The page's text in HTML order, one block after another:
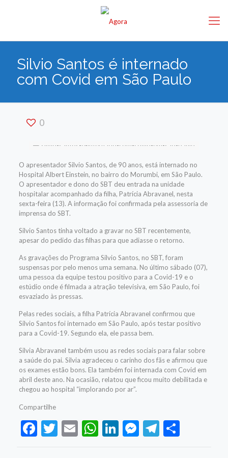
Silvio Santos é internado
com Covid em São Paulo
0
O apresentador Silvio Santos, de 90 anos, está internado no
Hospital Albert Einstein, no bairro do Morumbi, em São Paulo.
O apresentador e dono do SBT deu entrada na unidade
hospitalar acompanhado da filha, Patrícia Abravanel, nesta
sexta-feira (13). A informação foi confirmada pela assessoria de
imprensa do SBT.
Silvio Santos tinha voltado a gravar no SBT recentemente,
apesar do pedido das filhas para que adiasse o retorno.
As gravações do Programa Silvio Santos, no SBT, foram
suspensas por pelo menos uma semana. No último sábado (07),
uma pessoa da equipe testou positivo para a Covid-19 e o
estúdio onde é filmada a atração televisiva, em São Paulo, foi
esvaziado às pressas.
Pelas redes sociais, a filha Patrícia Abravanel confirmou que
Silvio Santos foi internado em São Paulo, após testar positivo
para a Covid-19. Segundo ela, ele passa bem.
Silvia Abravanel também usou as redes sociais para falar sobre
a saúde do pai. Silvia agradeceu o carinho dos fãs e afirmou que
os exames estão bons. Ela também foi internada com Covid em
abril deste ano. Na ocasião, relatou que ficou muito debilitada e
chegou ao hospital “implorando por ar”.
Compartilhe
Facebook
Twitter
EmailWhatsApp
LinkedIn
Messenger
Telegram
Share